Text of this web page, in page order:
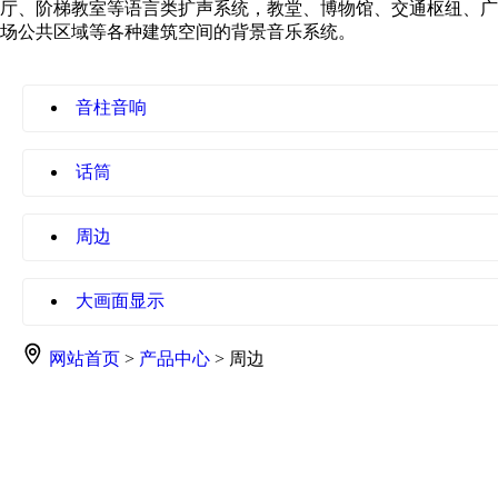
厅、阶梯教室等语言类扩声系统，教堂、博物馆、交通枢纽、广
场公共区域等各种建筑空间的背景音乐系统。
音柱音响
话筒
周边
大画面显示
网站首页 > 产品中心 > 周边